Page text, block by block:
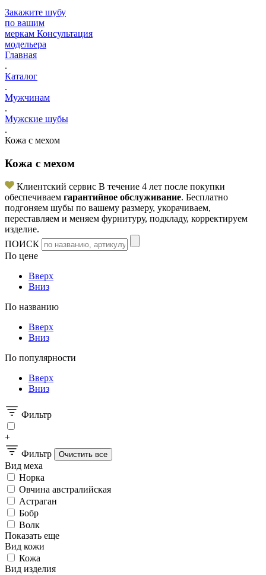
Закажите шубу
по вашим
меркам Консультация
модельера
Главная
.
Каталог
.
Мужчинам
.
Мужские шубы
.
Кожа с мехом
Кожа с мехом
Клиентский сервис В течение 4 лет после покупки
обеспечиваем гарантийное обслуживание. Бесплатно
подгоняем шубы по вашему размеру, укорачиваем,
переставляем и меняем фурнитуру, подкладу, корректируем
изделие.
ПОИСК
По цене
Вверх
Вниз
По названию
Вверх
Вниз
По популярности
Вверх
Вниз
Фильтр
+
Фильтр
Вид меха
Норка
Овчина австралийская
Астраган
Бобр
Волк
Показать еще
Вид кожи
Кожа
Вид изделия